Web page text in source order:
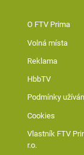
O FTV Prima
Volná místa
Reklama
HbbTV
Podmínky
Cookies
Vlastník FTV
r.o.